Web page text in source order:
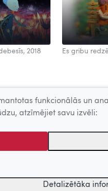
2018 Es gribu
sistēmu centrs.
funkcionālās un
atzīmējiet savu izvēli:
Detalizētāka